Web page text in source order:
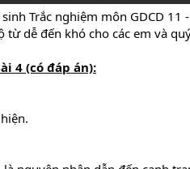
Trắc nghiệm môn GDCD
dễ đến khó cho các em và
4 (có đáp án):